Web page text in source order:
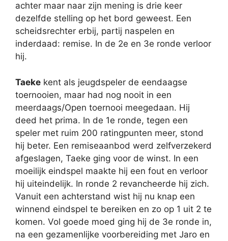
achter maar naar zijn mening is drie keer
dezelfde stelling op het bord geweest. Een
scheidsrechter erbij, partij naspelen en
inderdaad: remise. In de 2e en 3e ronde verloor
hij.
Taeke kent als jeugdspeler de eendaagse
toernooien, maar had nog nooit in een
meerdaags/Open toernooi meegedaan. Hij
deed het prima. In de 1e ronde, tegen een
speler met ruim 200 ratingpunten meer, stond
hij beter. Een remiseaanbod werd zelfverzekerd
afgeslagen, Taeke ging voor de winst. In een
moeilijk eindspel maakte hij een fout en verloor
hij uiteindelijk. In ronde 2 revancheerde hij zich.
Vanuit een achterstand wist hij nu knap een
winnend eindspel te bereiken en zo op 1 uit 2 te
komen. Vol goede moed ging hij de 3e ronde in,
na een gezamenlijke voorbereiding met Jaro en